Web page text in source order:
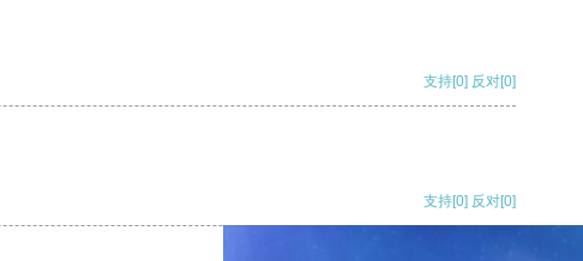
支持[0] 反对[0]
支持[0] 反对[0]